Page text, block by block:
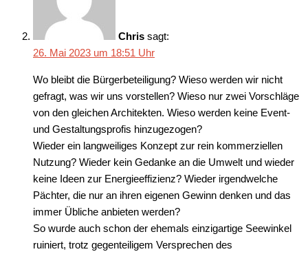
Chris sagt:
26. Mai 2023 um 18:51 Uhr
Wo bleibt die Bürgerbeteiligung? Wieso werden wir nicht
gefragt, was wir uns vorstellen? Wieso nur zwei Vorschläge
von den gleichen Architekten. Wieso werden keine Event-
und Gestaltungsprofis hinzugezogen?
Wieder ein langweiliges Konzept zur rein kommerziellen
Nutzung? Wieder kein Gedanke an die Umwelt und wieder
keine Ideen zur Energieeffizienz? Wieder irgendwelche
Pächter, die nur an ihren eigenen Gewinn denken und das
immer Übliche anbieten werden?
So wurde auch schon der ehemals einzigartige Seewinkel
ruiniert, trotz gegenteiligem Versprechen des